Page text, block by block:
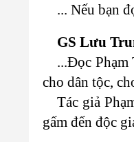
... Nếu bạn
GS Lưu
...Đọc Phạm
cho dân tộc,
Tác giả
gấm đến độc